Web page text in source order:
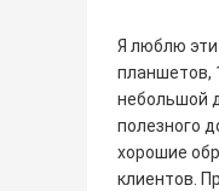
Я люблю
планшетов,
небольшой
полезного
хорошие
клиентов.